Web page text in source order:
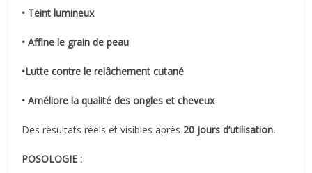
• Teint lumineux
• Affine le grain de peau
•Lutte contre le relâchement cutané
• Améliore la qualité des ongles et cheveux
Des résultats réels et visibles après 20 jours d’utilisation.
POSOLOGIE :